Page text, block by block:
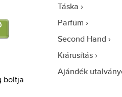
Táska
Parfüm
Second Hand
Kiárusítás
Ajándék